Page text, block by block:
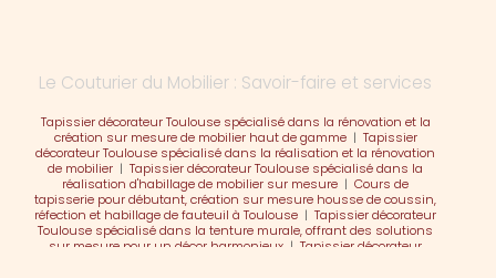
Le Couturier du Mobilier : Savoir-faire et services
Tapissier décorateur Toulouse spécialisé dans la rénovation et la
création sur mesure de mobilier haut de gamme| Tapissier
décorateur Toulouse spécialisé dans la réalisation et la rénovation
de mobilier |Tapissier décorateur Toulouse spécialisé dans la
réalisation d'habillage de mobilier sur mesure |Cours de
tapisserie pour débutant, création sur mesure housse de coussin,
réfection et habillage de fauteuil à Toulouse |Tapissier décorateur
Toulouse spécialisé dans la tenture murale, offrant des solutions
sur mesure pour un décor harmonieux |Tapissier décorateur